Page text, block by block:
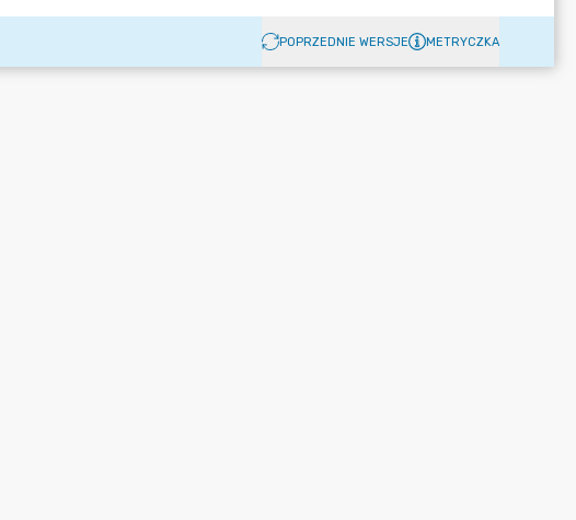
POPRZEDNIE WERSJE METRYCZKA